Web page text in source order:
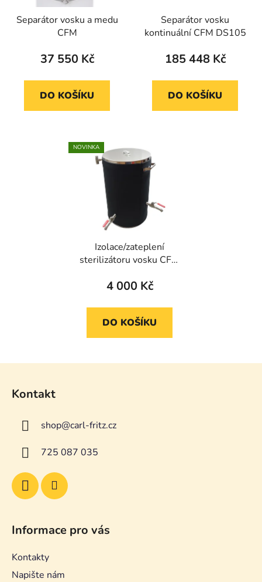
Separátor vosku a medu
CFM
37 550 Kč
DO KOŠÍKU
Separátor vosku
kontinuální CFM DS105
185 448 Kč
DO KOŠÍKU
NOVINKA
Izolace/zateplení
sterilizátoru vosku CFM
4 000 Kč
DO KOŠÍKU
Kontakt
shop@carl-fritz.cz
725 087 035
Informace pro vás
Kontakty
Napište nám